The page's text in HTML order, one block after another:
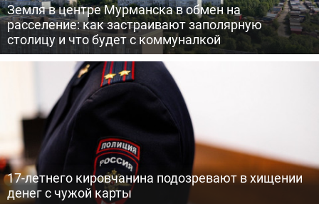
Земля в центре Мурманска в обмен на
расселение: как застраивают заполярную
столицу и что будет с коммуналкой
17-летнего кировчанина подозревают в хищении
денег с чужой карты